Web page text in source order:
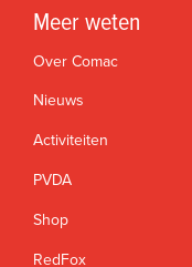
Meer weten
Over Comac
Nieuws
Activiteiten
PVDA
Shop
RedFox